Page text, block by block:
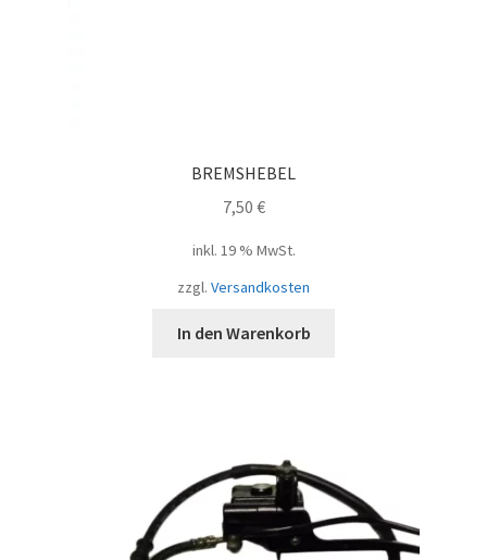
BREMSHEBEL
7,50 €
inkl. 19 % MwSt.
zzgl. Versandkosten
In den Warenkorb